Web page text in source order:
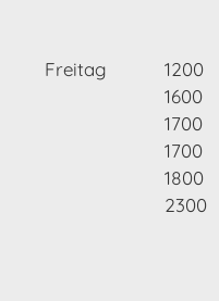
Freitag
1200
1600
1700
1700
1800
2300